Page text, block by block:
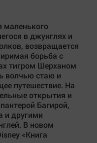
маленького
в джунглях и
возвращается
борьба с
тигром Шерханом
волчью стаю и
путешествие. На
открытия и
Багирой,
и другими
В новом
«Книга